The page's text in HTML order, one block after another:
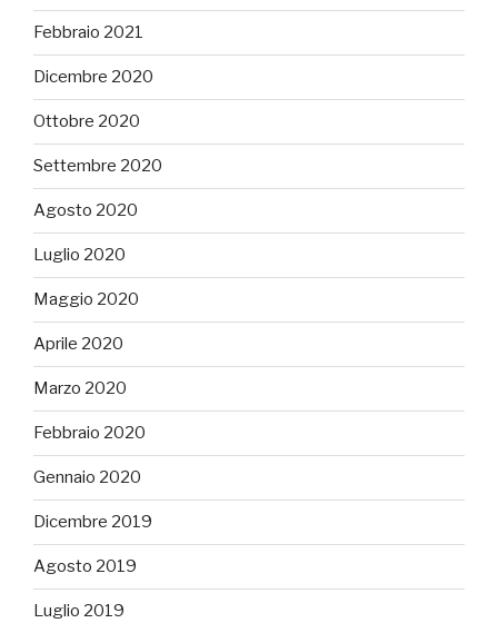
Febbraio 2021
Dicembre 2020
Ottobre 2020
Settembre 2020
Agosto 2020
Luglio 2020
Maggio 2020
Aprile 2020
Marzo 2020
Febbraio 2020
Gennaio 2020
Dicembre 2019
Agosto 2019
Luglio 2019